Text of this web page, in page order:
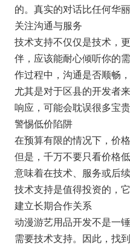
的。真实的对话比任何华
关注沟通与服务
技术支持不仅仅是技术，
伴，应该能耐心倾听你的
作过程中，沟通是否顺畅
尤其是对于区县的开发者
响应，可能会耽误很多宝贵
警惕低价陷阱
在预算有限的情况下，价
但是，千万不要只看价格
意味着在技术、服务或后
技术支持是值得投资的，
建立长期合作关系
动漫游艺用品开发不是一
需要技术支持。因此，找